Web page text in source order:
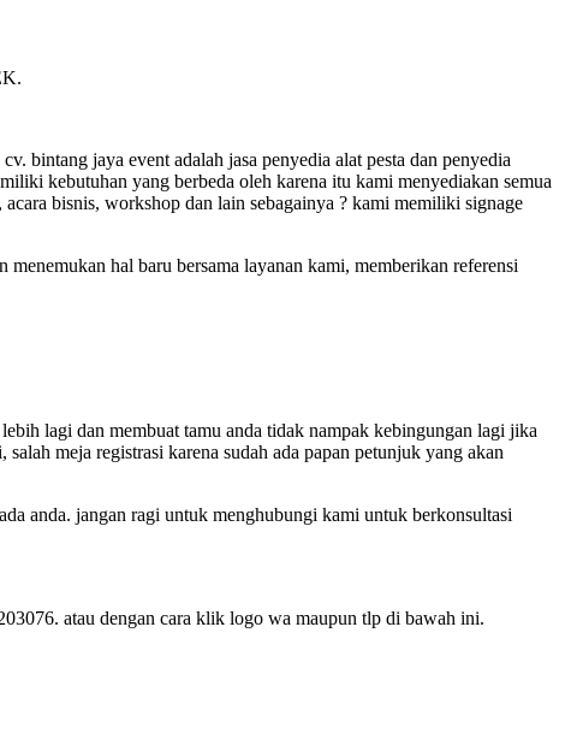
bintang jaya event adalah jasa penyedia alat pesta dan penyedia
kebutuhan yang berbeda oleh karena itu kami menyediakan semua
bisnis, workshop dan lain sebagainya ? kami memiliki signage
hal baru bersama layanan kami, memberikan referensi
lagi dan membuat tamu anda tidak nampak kebingungan lagi jika
meja registrasi karena sudah ada papan petunjuk yang akan
anda. jangan ragi untuk menghubungi kami untuk berkonsultasi
atau dengan cara klik logo wa maupun tlp di bawah ini.